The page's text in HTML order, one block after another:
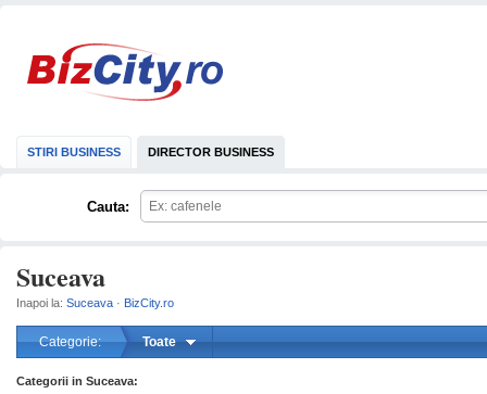
STIRI BUSINESS DIRECTOR BUSINESS
Cauta:
Suceava
Inapoi la: Suceava · BizCity.ro
Categorie: Toate
Categorii in Suceava: